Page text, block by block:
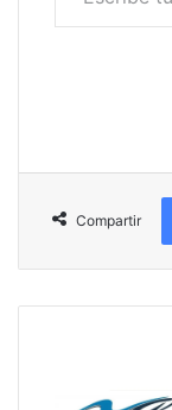
Compartir